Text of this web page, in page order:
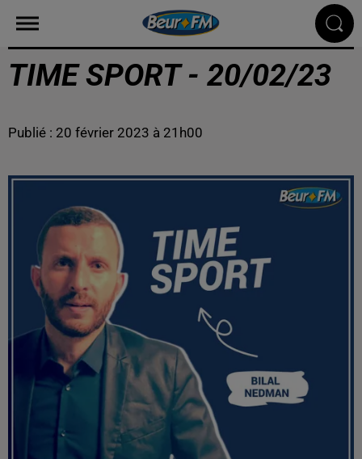
TIME SPORT - 20/02/23
Publié : 20 février 2023 à 21h00